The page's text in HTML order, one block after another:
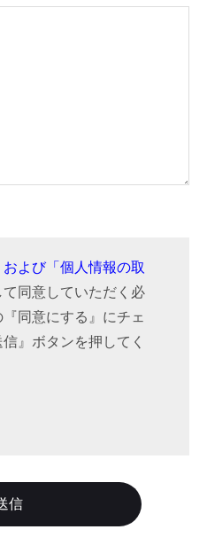
および「個人情報の取
て同意していただく必
同意にする』にチェ
』ボタンを押してく